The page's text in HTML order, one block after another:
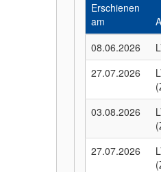
Erschienen
am
08.06.2026
27.07.2026
03.08.2026
27.07.2026